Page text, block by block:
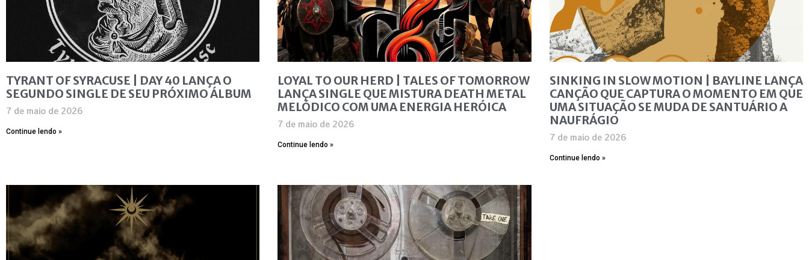
TYRANT OF SYRACUSE | DAY 40 LANÇA O
SEGUNDO SINGLE DE SEU PRÓXIMO ÁLBUM
7 de maio de 2026
Continue lendo »
LOYAL TO OUR HERD | TALES OF TOMORROW
LANÇA SINGLE QUE MISTURA DEATH METAL
MELÓDICO COM UMA ENERGIA HERÓICA
7 de maio de 2026
Continue lendo »
SINKING IN SLOW MOTION | BAYLINE LANÇA
CANÇÃO QUE CAPTURA O MOMENTO EM QUE
UMA SITUAÇÃO SE MUDA DE SANTUÁRIO A
NAUFRÁGIO
7 de maio de 2026
Continue lendo »